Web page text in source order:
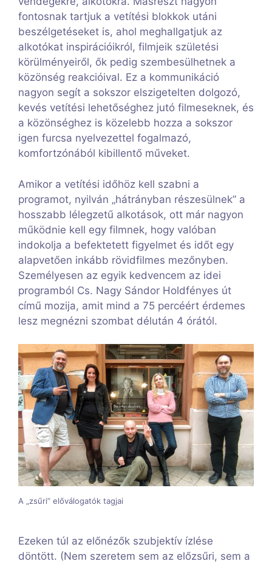
fontosnak tartjuk a vetítési blokkok utáni
beszélgetéseket is, ahol meghallgatjuk az
alkotókat inspirációikról, filmjeik születési
körülményeiről, ők pedig szembesülhetnek a
közönség reakcióival. Ez a kommunikáció
nagyon segít a sokszor elszigetelten dolgozó,
kevés vetítési lehetőséghez jutó filmeseknek, és
a közönséghez is közelebb hozza a sokszor
igen furcsa nyelvezettel fogalmazó,
komfortzónából kibillentő műveket.
Amikor a vetítési időhöz kell szabni a
programot, nyilván „hátrányban részesülnek” a
hosszabb lélegzetű alkotások, ott már nagyon
működnie kell egy filmnek, hogy valóban
indokolja a befektetett figyelmet és időt egy
alapvetően inkább rövidfilmes mezőnyben.
Személyesen az egyik kedvencem az idei
programból Cs. Nagy Sándor Holdfényes út
című mozija, amit mind a 75 percéért érdemes
lesz megnézni szombat délután 4 órától.
A „zsűri” előválogatók tagjai
Ezeken túl az előnézők szubjektív ízlése
döntött. (Nem szeretem sem az előzsűri, sem a